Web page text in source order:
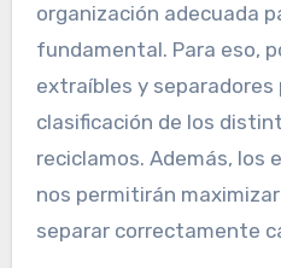
organización adecuada
fundamental. Para eso,
extraíbles y
clasificación de los
reciclamos. Además, los
nos permitirán
separar correctamente